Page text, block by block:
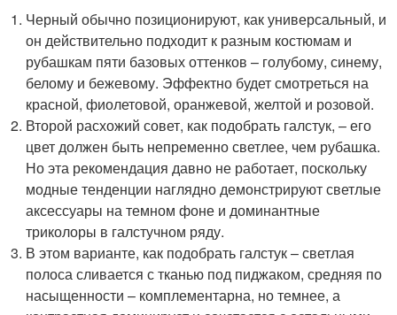
Черный обычно позиционируют, как универсальный, и
он действительно подходит к разным костюмам и
рубашкам пяти базовых оттенков – голубому, синему,
белому и бежевому. Эффектно будет смотреться на
красной, фиолетовой, оранжевой, желтой и розовой.
Второй расхожий совет, как подобрать галстук, – его
цвет должен быть непременно светлее, чем рубашка.
Но эта рекомендация давно не работает, поскольку
модные тенденции наглядно демонстрируют светлые
аксессуары на темном фоне и доминантные
триколоры в галстучном ряду.
В этом варианте, как подобрать галстук – светлая
полоса сливается с тканью под пиджаком, средняя по
насыщенности – комплементарна, но темнее, а